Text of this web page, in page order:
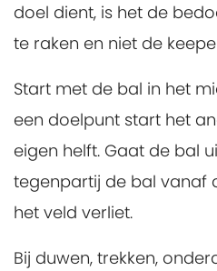
doel dient, is het de
te raken en niet de
Start met de bal in het
een doelpunt start het
eigen helft. Gaat de bal
tegenpartij de bal vanaf
het veld verliet.
Bij duwen, trekken,